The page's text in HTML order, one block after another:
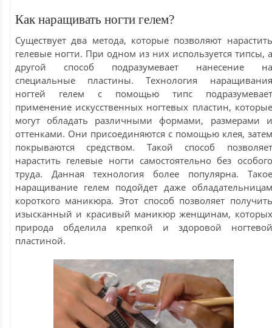
Как наращивать ногти гелем?
Существует два метода, которые позволяют нарастить
гелевые ногти. При одном из них используется типсы, а
другой способ подразумевает нанесение на
специальные пластины. Технология наращивания
ногтей гелем с помощью типс подразумевает
применение искусственных ногтевых пластин, которые
могут обладать различными формами, размерами и
оттенками. Они присоединяются с помощью клея, затем
покрываются средством. Такой способ позволяет
нарастить гелевые ногти самостоятельно без особого
труда. Данная технология более популярна. Такое
наращивание гелем подойдет даже обладательницам
короткого маникюра. Этот способ позволяет получить
изысканный и красивый маникюр женщинам, которых
природа обделила крепкой и здоровой ногтевой
пластиной.